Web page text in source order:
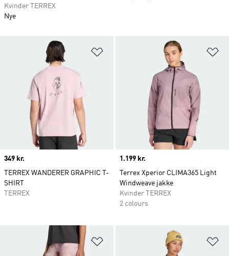
Price
349 kr.
TERREX WANDERER GRAPHIC T-
SHIRT
TERREX
Price
1.199 kr.
Terrex Xperior CLIMA365 Light
Windweave jakke
Kvinder TERREX
2 colours
Kvinder TERREX
Nye